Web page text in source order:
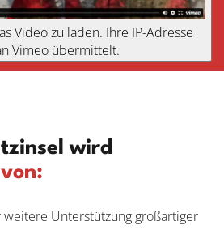
Video zu laden. Ihre IP-Adresse
Vimeo übermittelt.
wird
Unterstützung großartiger